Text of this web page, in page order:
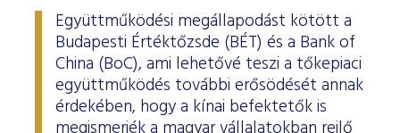
Együttműködési megállapodást kötött a
Budapesti Értéktőzsde (BÉT) és a Bank of
China (BoC), ami lehetővé teszi a tőkepiaci
együttműködés további erősödését annak
érdekében, hogy a kínai befektetők is